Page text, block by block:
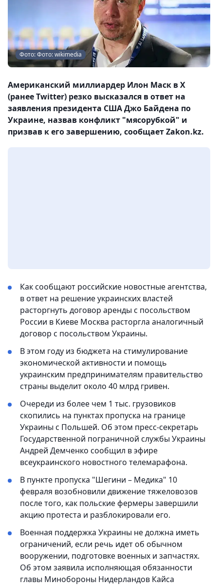
Фото: Фото: wikimedia
Американский миллиардер Илон Маск в X
(ранее Twitter) резко высказался в ответ на
заявления президента США Джо Байдена по
Украине, назвав конфликт "мясорубкой" и
призвав к его завершению, сообщает Zakon.kz.
Как сообщают российские новостные агентства,
в ответ на решение украинских властей
расторгнуть договор аренды с посольством
России в Киеве Москва расторгла аналогичный
договор с посольством Украины.
В этом году из бюджета на стимулирование
экономической активности и помощь
украинским предпринимателям правительство
страны выделит около 40 млрд гривен.
Очереди из более чем 1 тыс. грузовиков
скопились на пунктах пропуска на границе
Украины с Польшей. Об этом пресс-секретарь
Государственной пограничной службы Украины
Андрей Демченко сообщил в эфире
всеукраинского новостного телемарафона.
В пункте пропуска "Шегини – Медика" 10
февраля возобновили движение тяжеловозов
после того, как польские фермеры завершили
акцию протеста и разблокировали его.
Военная поддержка Украины не должна иметь
ограничений, если речь идет об обычном
вооружении, подготовке военных и запчастях.
Об этом заявила исполняющая обязанности
главы Минобороны Нидерландов Кайса